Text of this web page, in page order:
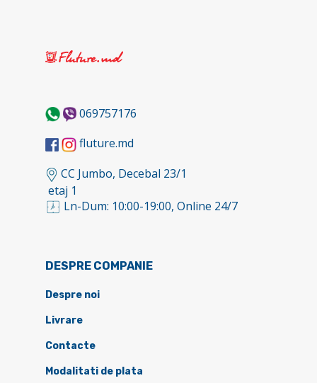
069757176
fluture.md
CC Jumbo, Decebal 23/1
etaj 1
Ln-Dum: 10:00-19:00, Online 24/7
DESPRE COMPANIE
Despre noi
Livrare
Contacte
Modalitati de plata